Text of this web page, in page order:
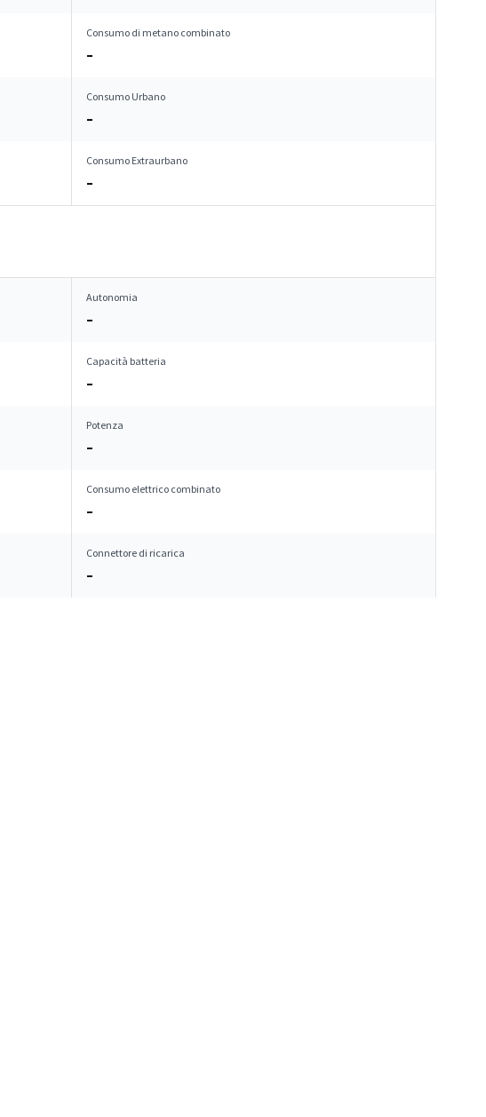
Consumo di metano combinato
–
Consumo Urbano
–
Consumo Extraurbano
–
Autonomia
–
Capacità batteria
–
Potenza
–
Consumo elettrico combinato
–
Connettore di ricarica
–